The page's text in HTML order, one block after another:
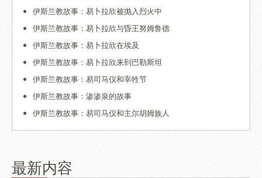
伊斯兰教故事：易卜拉欣被抛入烈火中
伊斯兰教故事：易卜拉欣与昏王努姆鲁德
伊斯兰教故事：易卜拉欣在埃及
伊斯兰教故事：易卜拉欣来到巴勒斯坦
伊斯兰教故事：易司马仪和宰牲节
伊斯兰教故事：渗渗泉的故事
伊斯兰教故事：易司马仪和主尔胡姆族人
最新内容